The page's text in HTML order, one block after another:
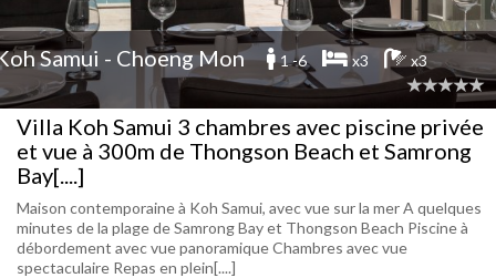
Samui - Choeng Mon 1 -6 x3 x3
Villa Koh Samui 3 chambres avec piscine privée
et vue à 300m de Thongson Beach et Samrong
Bay[....]
Maison contemporaine à Koh Samui, avec vue sur la mer A quelques
minutes de la plage de Samrong Bay et Thongson Beach Piscine à
débordement avec vue panoramique Chambres avec vue
spectaculaire Repas en plein[....]